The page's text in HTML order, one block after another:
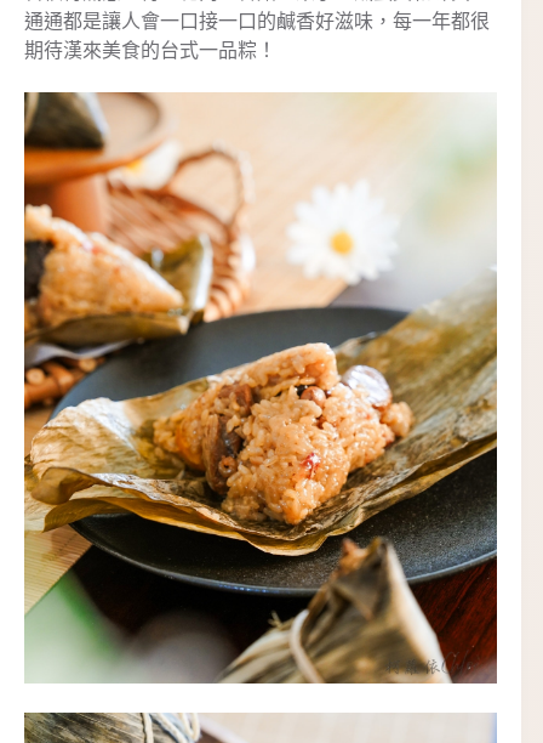
通通都是讓人會一口接一口的鹹香好滋味，每一年都很
期待漢來美食的台式一品粽！